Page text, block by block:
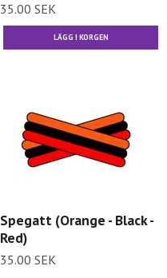
35.00 SEK
Spegatt (Orange - Black -
Red)
35.00 SEK